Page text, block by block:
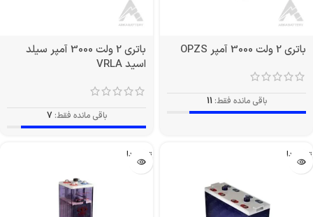
باتری 2 ولت 3000 آمپر OPZS
باقی مانده فقط: 11
باتری 2 ولت 3000 آمپر سیلد
اسید VRLA
باقی مانده فقط: 7
تمام شد! تمام شد!